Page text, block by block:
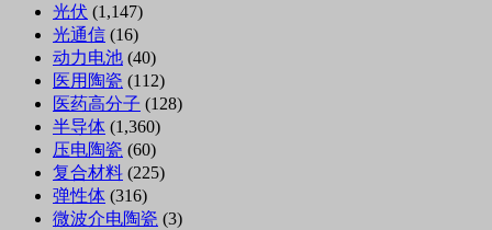
光伏 (1,147)
光通信 (16)
动力电池 (40)
医用陶瓷 (112)
医药高分子 (128)
半导体 (1,360)
压电陶瓷 (60)
复合材料 (225)
弹性体 (316)
微波介电陶瓷 (3)